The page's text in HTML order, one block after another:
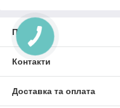
Про нас
Контакти
Доставка та оплата